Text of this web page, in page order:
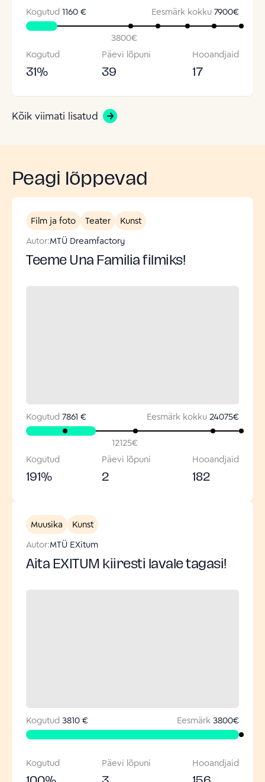
Kogutud 1160 € Eesmärk kokku 7900€
3800€
Kogutud
31%
Päevi lõpuni
39
Hooandjaid
17
Kõik viimati lisatud
Peagi lõppevad
Film ja foto Teater
Kunst
Autor:MTÜ Dreamfactory
Teeme Una Familia filmiks!
Kogutud 7861 € Eesmärk kokku 24075€
12125€
Kogutud
191%
Päevi lõpuni
2
Hooandjaid
182
Muusika
Kunst
Autor:MTÜ EXitum
Aita EXITUM kiiresti lavale tagasi!
Kogutud 3810 € Eesmärk 3800€
Kogutud Päevi lõpuni Hooandjaid